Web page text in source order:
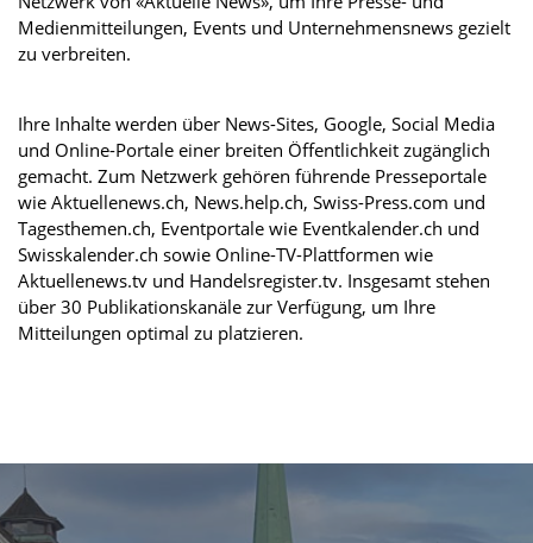
Medienmitteilungen, Events und Unternehmensnews gezielt
zu verbreiten.
Ihre Inhalte werden über News-Sites, Google, Social Media
und Online-Portale einer breiten Öffentlichkeit zugänglich
gemacht. Zum Netzwerk gehören führende Presseportale
wie Aktuellenews.ch, News.help.ch, Swiss-Press.com und
Tagesthemen.ch, Eventportale wie Eventkalender.ch und
Swisskalender.ch sowie Online-TV-Plattformen wie
Aktuellenews.tv und Handelsregister.tv. Insgesamt stehen
über 30 Publikationskanäle zur Verfügung, um Ihre
Mitteilungen optimal zu platzieren.